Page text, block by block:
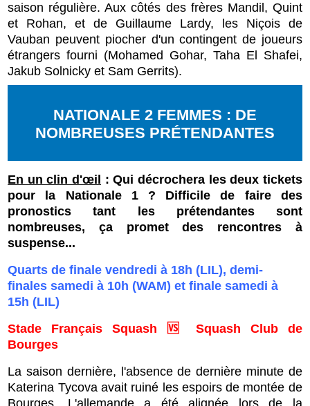
saison régulière. Aux côtés des frères Mandil, Quint
et Rohan, et de Guillaume Lardy, les Niçois de
Vauban peuvent piocher d'un contingent de joueurs
étrangers fourni (Mohamed Gohar, Taha El Shafei,
Jakub Solnicky et Sam Gerrits).
NATIONALE 2 FEMMES : DE
NOMBREUSES PRÉTENDANTES
En un clin d'œil : Qui décrochera les deux tickets
pour la Nationale 1 ? Difficile de faire des
pronostics tant les prétendantes sont
nombreuses, ça promet des rencontres à
suspense...
Quarts de finale vendredi à 18h (LIL), demi-
finales samedi à 10h (WAM) et finale samedi à
15h (LIL)
Stade Français Squash 🆚 Squash Club de
Bourges
La saison dernière, l'absence de dernière minute de
Katerina Tycova avait ruiné les espoirs de montée de
Bourges. L'allemande a été alignée lors de la